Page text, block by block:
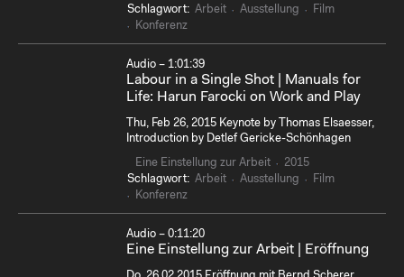
Schlagwort: Arbeit Ausstellung
Film
Konferenz
Audio – 1:01:39
Labour in a Single Shot | Manuals for
Life: Harun Farocki on Work and Play
Thu, Feb 26, 2015 Keynote by Thomas Elsaesser,
Introduction by Detlef Gericke-Schönhagen
Eine Einstellung zur Arbeit
2015
Schlagwort: Arbeit Ausstellung
Film
Konferenz
Audio – 0:11:20
Eine Einstellung zur Arbeit | Eröffnung